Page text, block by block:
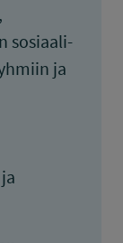
sosiaali-
ja